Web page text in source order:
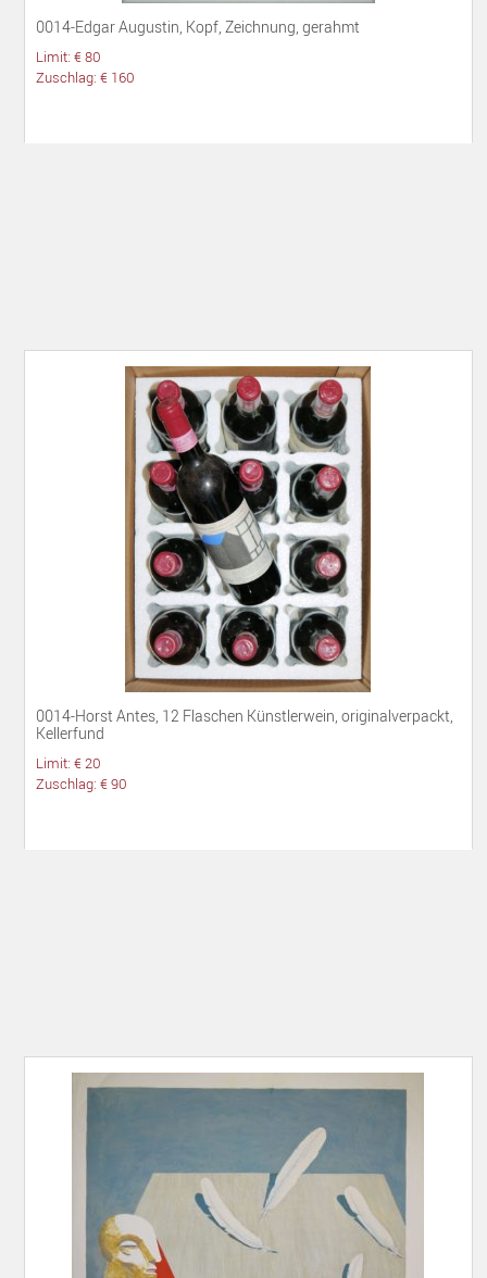
0014-Edgar Augustin, Kopf, Zeichnung, gerahmt
Limit: € 80
Zuschlag: € 160
0014-Horst Antes, 12 Flaschen Künstlerwein, originalverpackt,
Kellerfund
Limit: € 20
Zuschlag: € 90